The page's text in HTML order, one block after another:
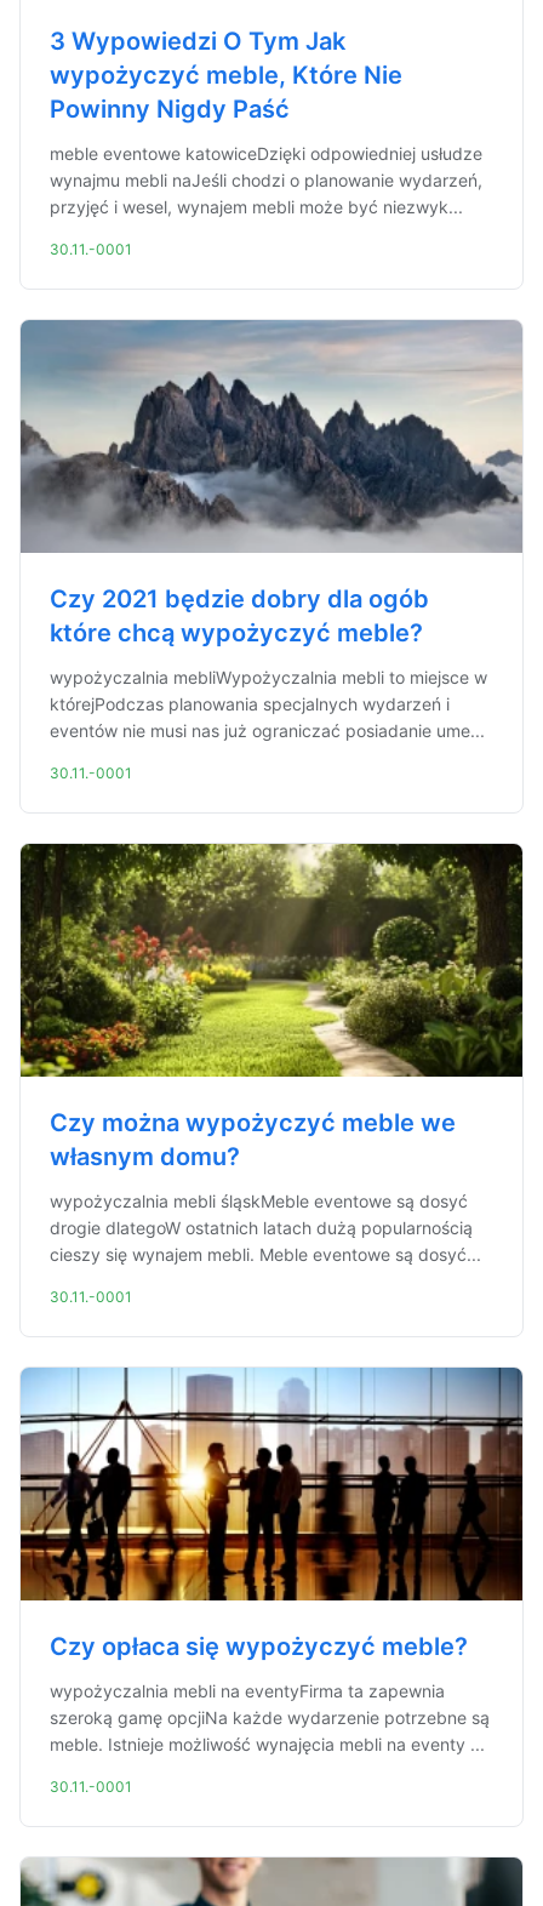
3 Wypowiedzi O Tym Jak
wypożyczyć meble, Które Nie
Powinny Nigdy Paść
meble eventowe katowiceDzięki odpowiedniej usłudze
wynajmu mebli naJeśli chodzi o planowanie wydarzeń,
przyjęć i wesel, wynajem mebli może być niezwyk...
30.11.-0001
Czy 2021 będzie dobry dla ogób
które chcą wypożyczyć meble?
wypożyczalnia mebliWypożyczalnia mebli to miejsce w
którejPodczas planowania specjalnych wydarzeń i
eventów nie musi nas już ograniczać posiadanie ume...
30.11.-0001
Czy można wypożyczyć meble we
własnym domu?
wypożyczalnia mebli śląskMeble eventowe są dosyć
drogie dlategoW ostatnich latach dużą popularnością
cieszy się wynajem mebli. Meble eventowe są dosyć...
30.11.-0001
Czy opłaca się wypożyczyć meble?
wypożyczalnia mebli na eventyFirma ta zapewnia
szeroką gamę opcjiNa każde wydarzenie potrzebne są
meble. Istnieje możliwość wynajęcia mebli na eventy ...
30.11.-0001